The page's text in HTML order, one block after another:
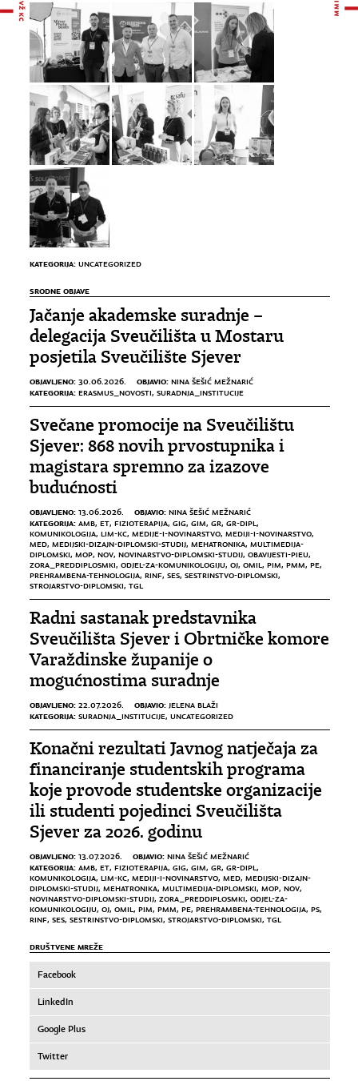
KATEGORIJA: UNCATEGORIZED
SRODNE OBJAVE
Jačanje akademske suradnje –
delegacija Sveučilišta u Mostaru
posjetila Sveučilište Sjever
OBJAVLJENO: 30.06.2026. OBJAVIO: NINA ŠEŠIĆ MEŽNARIĆ
KATEGORIJA: ERASMUS_NOVOSTI, SURADNJA_INSTITUCIJE
Svečane promocije na Sveučilištu
Sjever: 868 novih prvostupnika i
magistara spremno za izazove
budućnosti
OBJAVLJENO: 13.06.2026. OBJAVIO: NINA ŠEŠIĆ MEŽNARIĆ
KATEGORIJA: AMB, ET, FIZIOTERAPIJA, GIG, GIM, GR, GR-DIPL,
KOMUNIKOLOGIJA, LIM-KC, MEDIJE-I-NOVINARSTVO, MEDIJI-I-NOVINARSTVO,
MED, MEDIJSKI-DIZAJN-DIPLOMSKI-STUDIJ, MEHATRONIKA, MULTIMEDIJA-
DIPLOMSKI, MOP, NOV, NOVINARSTVO-DIPLOMSKI-STUDIJ, OBAVIJESTI-PIEU,
ZORA_PREDDIPLOSMKI, ODJEL-ZA-KOMUNIKOLOGIJU, OJ, OMIL, PIM, PMM, PE,
PREHRAMBENA-TEHNOLOGIJA, RINF, SES, SESTRINSTVO-DIPLOMSKI,
STROJARSTVO-DIPLOMSKI, TGL
Radni sastanak predstavnika
Sveučilišta Sjever i Obrtničke komore
Varaždinske županije o
mogućnostima suradnje
OBJAVLJENO: 22.07.2026. OBJAVIO: JELENA BLAŽI
KATEGORIJA: SURADNJA_INSTITUCIJE, UNCATEGORIZED
Konačni rezultati Javnog natječaja za
financiranje studentskih programa
koje provode studentske organizacije
ili studenti pojedinci Sveučilišta
Sjever za 2026. godinu
OBJAVLJENO: 13.07.2026. OBJAVIO: NINA ŠEŠIĆ MEŽNARIĆ
KATEGORIJA: AMB, ET, FIZIOTERAPIJA, GIG, GIM, GR, GR-DIPL,
KOMUNIKOLOGIJA, LIM-KC, MEDIJI-I-NOVINARSTVO, MED, MEDIJSKI-DIZAJN-
DIPLOMSKI-STUDIJ, MEHATRONIKA, MULTIMEDIJA-DIPLOMSKI, MOP, NOV,
NOVINARSTVO-DIPLOMSKI-STUDIJ, ZORA_PREDDIPLOSMKI, ODJEL-ZA-
KOMUNIKOLOGIJU, OJ, OMIL, PIM, PMM, PE, PREHRAMBENA-TEHNOLOGIJA, PS,
RINF, SES, SESTRINSTVO-DIPLOMSKI, STROJARSTVO-DIPLOMSKI, TGL
DRUŠTVENE MREŽE
Facebook
LinkedIn
Google Plus
Twitter